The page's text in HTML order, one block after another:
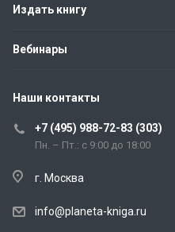
Издать книгу
Вебинары
Наши контакты
+7 (495) 988-72-83 (303)
Пн. – Пт.: с 9:00 до 18:00
г. Москва
info@planeta-kniga.ru